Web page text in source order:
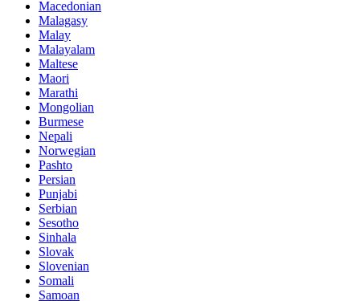
Macedonian
Malagasy
Malay
Malayalam
Maltese
Maori
Marathi
Mongolian
Burmese
Nepali
Norwegian
Pashto
Persian
Punjabi
Serbian
Sesotho
Sinhala
Slovak
Slovenian
Somali
Samoan